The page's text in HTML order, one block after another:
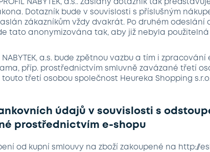
NABYTEK, a.s.. Zaslaný dotazník tak
Dotazník bude v souvislosti s příslušným
zaslán zákazníkům vždy dvakrát. Po druhém
tato anonymizována tak, aby již nebyla
NABYTEK, a.s. bude zpětnou vazbu a tím i
příp. prostřednictvím smluvně zavázané třetí
třetí osobou společnost Heureka Shopping s.r.o.,
údajů v souvislosti s
prostřednictvím e-shopu
od kupní smlouvy na zboží zakoupené na http://